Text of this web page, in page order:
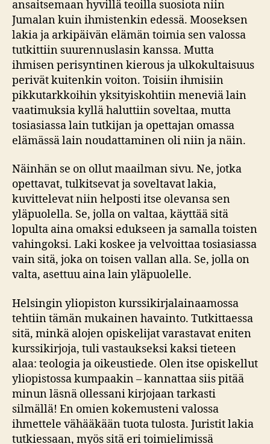
ansaitsemaan hyvillä teoilla suosiota niin
Jumalan kuin ihmistenkin edessä. Mooseksen
lakia ja arkipäivän elämän toimia sen valossa
tutkittiin suurennuslasin kanssa. Mutta
ihmisen perisyntinen kierous ja ulkokultaisuus
perivät kuitenkin voiton. Toisiin ihmisiin
pikkutarkkoihin yksityiskohtiin meneviä lain
vaatimuksia kyllä haluttiin soveltaa, mutta
tosiasiassa lain tutkijan ja opettajan omassa
elämässä lain noudattaminen oli niin ja näin.
Näinhän se on ollut maailman sivu. Ne, jotka
opettavat, tulkitsevat ja soveltavat lakia,
kuvittelevat niin helposti itse olevansa sen
yläpuolella. Se, jolla on valtaa, käyttää sitä
lopulta aina omaksi edukseen ja samalla toisten
vahingoksi. Laki koskee ja velvoittaa tosiasiassa
vain sitä, joka on toisen vallan alla. Se, jolla on
valta, asettuu aina lain yläpuolelle.
Helsingin yliopiston kurssikirjalainaamossa
tehtiin tämän mukainen havainto. Tutkittaessa
sitä, minkä alojen opiskelijat varastavat eniten
kurssikirjoja, tuli vastaukseksi kaksi tieteen
alaa: teologia ja oikeustiede. Olen itse opiskellut
yliopistossa kumpaakin – kannattaa siis pitää
minun läsnä ollessani kirjojaan tarkasti
silmällä! En omien kokemusteni valossa
ihmettele vähääkään tuota tulosta. Juristit lakia
tutkiessaan, myös sitä eri toimielimissä